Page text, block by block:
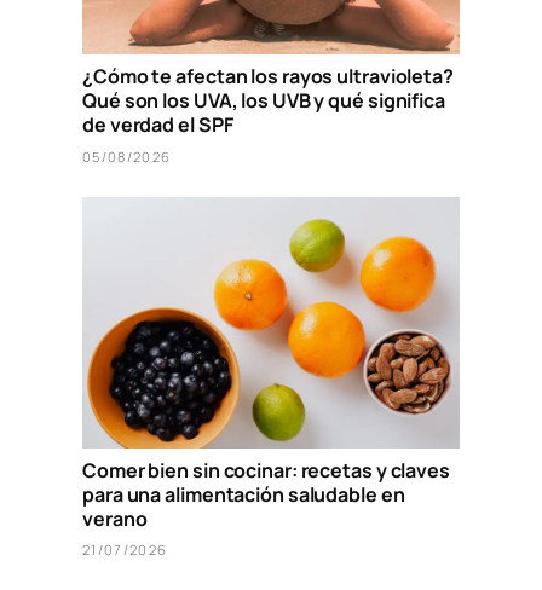
¿Cómo te afectan los rayos ultravioleta?
Qué son los UVA, los UVB y qué significa
de verdad el SPF
05/08/2026
Comer bien sin cocinar: recetas y claves
para una alimentación saludable en
verano
21/07/2026